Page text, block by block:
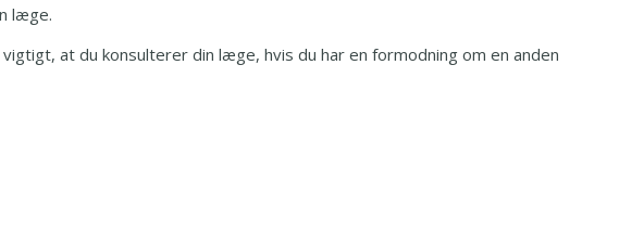
læge.
at du konsulterer din læge, hvis du har en formodning om en anden